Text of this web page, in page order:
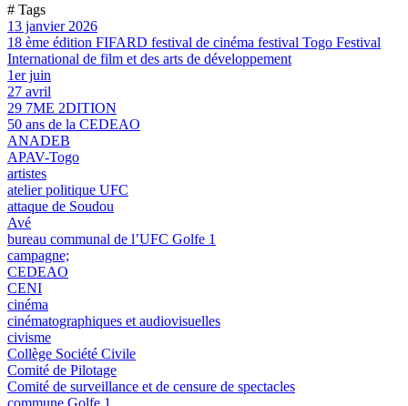
# Tags
13 janvier 2026
18 ème édition FIFARD festival de cinéma festival Togo Festival
International de film et des arts de développement
1er juin
27 avril
29 7ME 2DITION
50 ans de la CEDEAO
ANADEB
APAV-Togo
artistes
atelier politique UFC
attaque de Soudou
Avé
bureau communal de l’UFC Golfe 1
campagne;
CEDEAO
CENI
cinéma
cinématographiques et audiovisuelles
civisme
Collège Société Civile
Comité de Pilotage
Comité de surveillance et de censure de spectacles
commune Golfe 1